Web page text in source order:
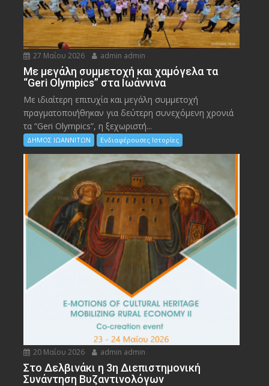
27 Μαΐου 2026 admin admin
Με μεγάλη συμμετοχή και χαμόγελα τα
“Geri Olympics” στα Ιωάννινα
Με ιδιαίτερη επιτυχία και μεγάλη συμμετοχή
πραγματοποιήθηκαν για δεύτερη συνεχόμενη χρονιά
τα “Geri Olympics”, η ξεχωριστή...
ΔΗΜΟΣ ΙΩΑΝΝΙΤΩΝ Ενδιαφέρουσες Ιστορίες
20 Μαΐου 2026 admin admin
Στο Δελβινάκι η 3η Διεπιστημονική
Συνάντηση Βυζαντινολόγων